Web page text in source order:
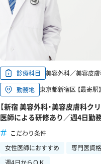
診療科目
美容外科／美容皮
勤務地 東京都新宿区 【最寄
【新宿 美容外科・美容皮膚科
医師による研修あり／週4日勤
こだわり条件
女性医師におすすめ
専門医資